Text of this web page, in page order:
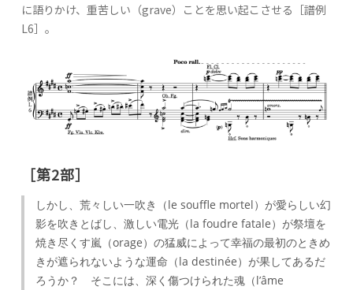
に語りかけ、重苦しい（grave）ことを思い起こさせる［譜例
L6］。
［第2部］
しかし、荒々しい一吹き（le souffle mortel）が愛らしい幻
影を吹きとばし、激しい電光（la foudre fatale）が祭壇を
焼き尽くす嵐（orage）の猛威によって幸福の最初のときめ
きが遮られないような運命（la destinée）が果してあるだ
ろうか？ そこには、深く傷つけられた魂（l’âme